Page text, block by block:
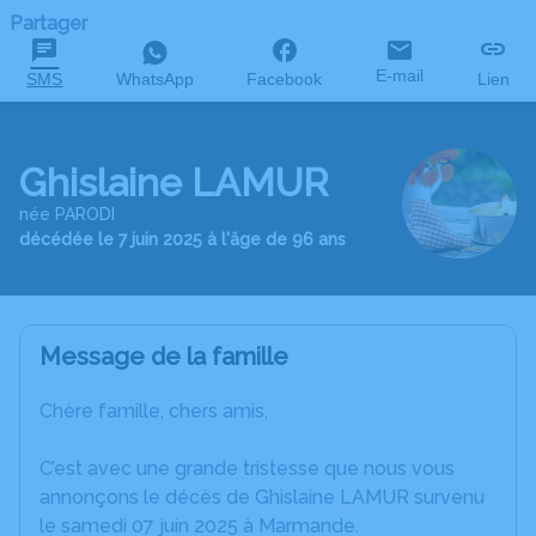
Partager
SMS WhatsApp Facebook E-mail Lien
Ghislaine LAMUR
née PARODI
décédée le 7 juin 2025 à l'âge de 96 ans
Message de la famille
Chère famille, chers amis,
C’est avec une grande tristesse que nous vous
annonçons le décès de Ghislaine LAMUR survenu
le samedi 07 juin 2025 à Marmande.